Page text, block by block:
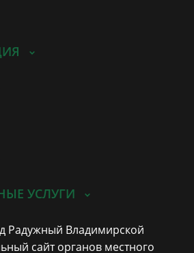
УСЛУГИ
Радужный Владимирской
сайт органов местного